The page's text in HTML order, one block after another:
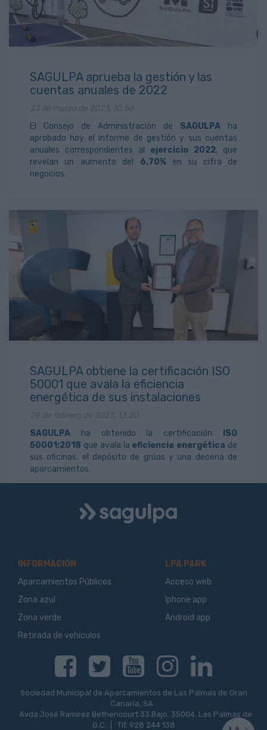
SAGULPA aprueba la gestión y las
cuentas anuales de 2022
El Consejo de Administración de SAGULPA ha
aprobado hoy el informe de gestión y sus cuentas
anuales correspondientes al ejercicio 2022, que
revelan un aumento del 6,70%en su cifra de
negocios.
SAGULPA obtiene la certificación ISO
50001 que avala la eficiencia
energética de sus instalaciones
SAGULPA
ha obtenido la certificación ISO
50001:2018 que avala la eficiencia energética de
sus oficinas, el depósito de grúas y una decena de
aparcamientos.
Logo
Sagulpa
INFORMACIÓN
Aparcamientos Públicos
Zona azul
Zona verde
Retirada de vehículos
LPA PARK
Acceso web
Iphone app
Android app
Facebook Twitter Youtube Instagram Linkedin
Sociedad Municipal de Aparcamientos de Las Palmas de Gran
Canaria, SA
Avda.José Ramírez Bethencourt 33 Bajo. 35004. Las Palmas de
G.C. | Tlf. 928 244 138